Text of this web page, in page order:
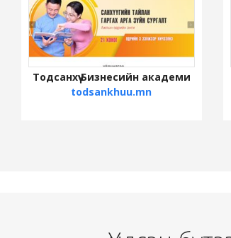
Тодсанхүү Бизнесийн академи
todsankhuu.mn